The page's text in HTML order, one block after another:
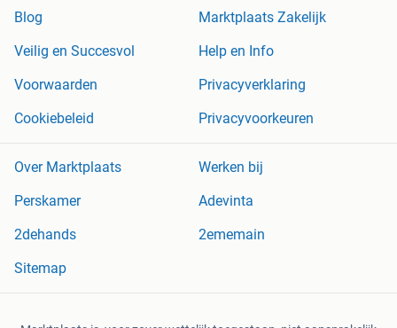
Blog
Marktplaats Zakelijk
Veilig en Succesvol
Help en Info
Voorwaarden
Privacyverklaring
Cookiebeleid
Privacyvoorkeuren
Over Marktplaats
Werken bij
Perskamer
Adevinta
2dehands
2ememain
Sitemap